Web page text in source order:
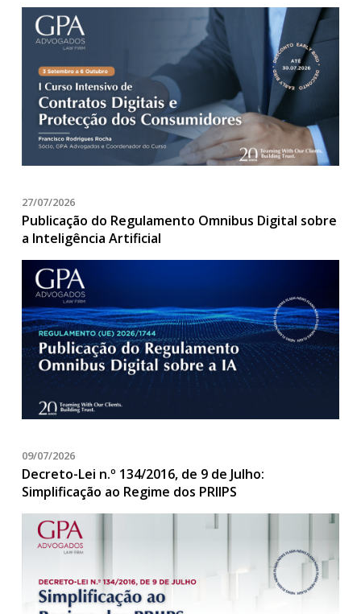
27/07/2026
Publicação do Regulamento Omnibus Digital sobre
a Inteligência Artificial
09/07/2026
Decreto-Lei n.º 134/2016, de 9 de Julho:
Simplificação ao Regime dos PRIIPS